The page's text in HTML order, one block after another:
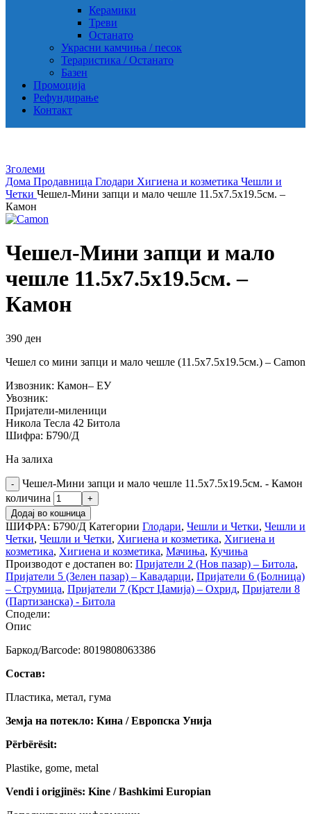
Керамики
Треви
Останато
Украсни камчиња / песок
Тераристика / Останато
Базен
Промоција
Рефундирање
Контакт
Зголеми
Дома Продавница Глодари Хигиена и козметика Чешли и
Четки Чешел-Мини запци и мало чешле 11.5х7.5х19.5см. –
Камон
Чешел-Мини запци и мало
чешле 11.5х7.5х19.5см. –
Камон
390 ден
Чешел со мини запци и мало чешле (11.5х7.5х19.5см.) – Camon
Извозник: Камон– ЕУ
Увозник:
Пријатели-миленици
Никола Тесла 42 Битола
Шифра: Б790/Д
На залиха
Чешел-Мини запци и мало чешле 11.5х7.5х19.5см. - Камон
количина
Додај во кошница
ШИФРА: Б790/Д Категории Глодари, Чешли и Четки, Чешли и
Четки, Чешли и Четки, Хигиена и козметика, Хигиена и
козметика, Хигиена и козметика, Мачиња, Кучиња
Производот е достапен во: Пријатели 2 (Нов пазар) – Битола,
Пријатели 5 (Зелен пазар) – Кавадарци, Пријатели 6 (Болница)
– Струмица, Пријатели 7 (Крст Џамија) – Охрид, Пријатели 8
(Партизанска) - Битола
Сподели:
Опис
Баркод/Barcode: 8019808063386
Состав:
Пластика, метал, гума
Земја на потекло: Кина / Европска Унија
Përbërësit:
Plastike, gome, metal
Vendi i origjinës: Kine / Bashkimi Europian